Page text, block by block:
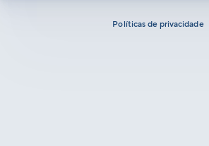
Políticas de privacidade